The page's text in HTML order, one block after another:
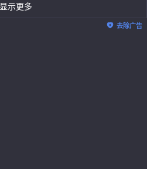
显示更多
去除广告